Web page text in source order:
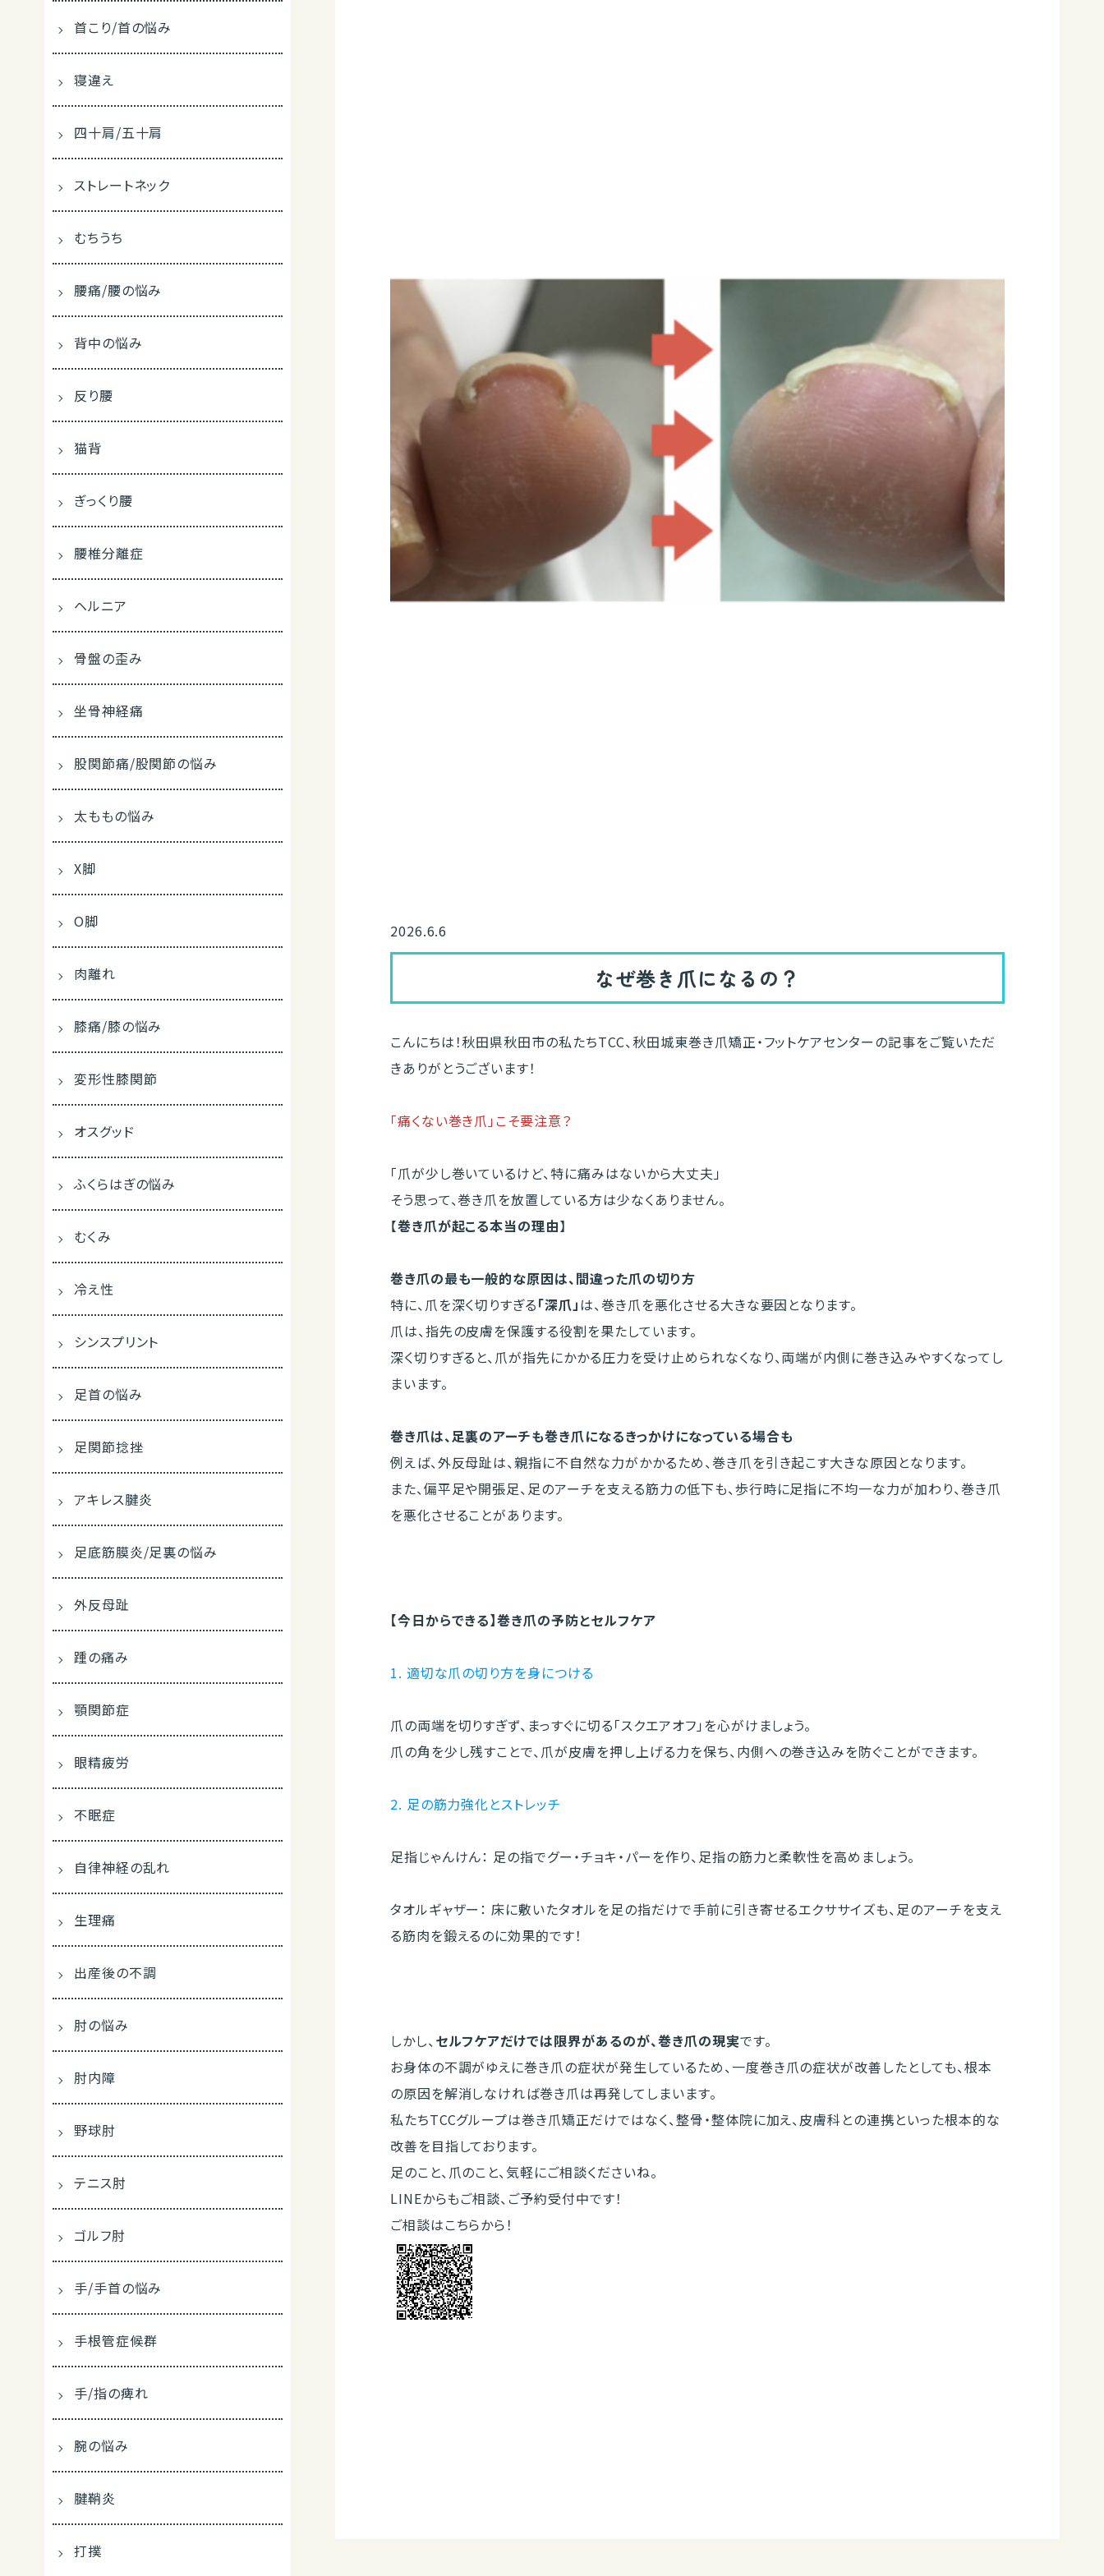
2026.6.6
なぜ巻き爪になるの？
こんにちは！秋田県秋田市の私たちTCC、秋田城東巻き爪矯正・フットケアセンターの記事をご覧いただ
きありがとうございます！
「痛くない巻き爪」こそ要注意？
「爪が少し巻いているけど、特に痛みはないから大丈夫」
そう思って、巻き爪を放置している方は少なくありません。
【巻き爪が起こる本当の理由】
巻き爪の最も一般的な原因は、間違った爪の切り方
特に、爪を深く切りすぎる「深爪」は、巻き爪を悪化させる大きな要因となります。
爪は、指先の皮膚を保護する役割を果たしています。
深く切りすぎると、爪が指先にかかる圧力を受け止められなくなり、両端が内側に巻き込みやすくなってし
まいます。
巻き爪は、足裏のアーチも巻き爪になるきっかけになっている場合も
例えば、外反母趾は、親指に不自然な力がかかるため、巻き爪を引き起こす大きな原因となります。
また、偏平足や開張足、足のアーチを支える筋力の低下も、歩行時に足指に不均一な力が加わり、巻き爪
を悪化させることがあります。
【今日からできる】巻き爪の予防とセルフケア
1. 適切な爪の切り方を身につける
爪の両端を切りすぎず、まっすぐに切る「スクエアオフ」を心がけましょう。
爪の角を少し残すことで、爪が皮膚を押し上げる力を保ち、内側への巻き込みを防ぐことができます。
2. 足の筋力強化とストレッチ
足指じゃんけん： 足の指でグー・チョキ・パーを作り、足指の筋力と柔軟性を高めましょう。
タオルギャザー： 床に敷いたタオルを足の指だけで手前に引き寄せるエクササイズも、足のアーチを支え
る筋肉を鍛えるのに効果的です！
しかし、セルフケアだけでは限界があるのが、巻き爪の現実です。
お身体の不調がゆえに巻き爪の症状が発生しているため、一度巻き爪の症状が改善したとしても、根本
の原因を解消しなければ巻き爪は再発してしまいます。
私たちTCCグループは巻き爪矯正だけではなく、整骨・整体院に加え、皮膚科との連携といった根本的な
改善を目指しております。
足のこと、爪のこと、気軽にご相談くださいね。
LINEからもご相談、ご予約受付中です！
ご相談はこちらから！
首こり/首の悩み
寝違え
四十肩/五十肩
ストレートネック
むちうち
腰痛/腰の悩み
背中の悩み
反り腰
猫背
ぎっくり腰
腰椎分離症
ヘルニア
骨盤の歪み
坐骨神経痛
股関節痛/股関節の悩み
太ももの悩み
X脚
O脚
肉離れ
膝痛/膝の悩み
変形性膝関節
オスグッド
ふくらはぎの悩み
むくみ
冷え性
シンスプリント
足首の悩み
足関節捻挫
アキレス腱炎
足底筋膜炎/足裏の悩み
外反母趾
踵の痛み
顎関節症
眼精疲労
不眠症
自律神経の乱れ
生理痛
出産後の不調
肘の悩み
肘内障
野球肘
テニス肘
ゴルフ肘
手/手首の悩み
手根管症候群
手/指の痺れ
腕の悩み
腱鞘炎
打撲